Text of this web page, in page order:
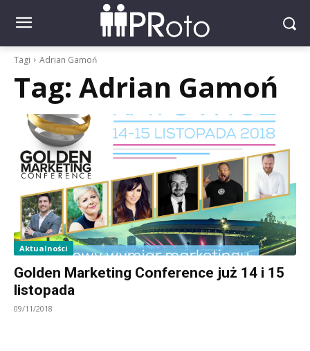
Tagi Adrian Gamoń
Tag: Adrian Gamoń
Aktualności
Golden Marketing Conference już 14 i 15
listopada
09/11/2018